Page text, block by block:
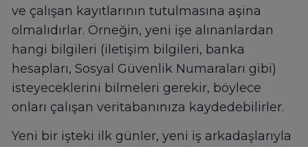
ve çalışan kayıtlarının tutulmasına aşina
olmalıdırlar. Örneğin, yeni işe alınanlardan
hangi bilgileri (iletişim bilgileri, banka
hesapları, Sosyal Güvenlik Numaraları gibi)
isteyeceklerini bilmeleri gerekir, böylece
onları çalışan veritabanınıza kaydedebilirler.
Yeni bir işteki ilk günler, yeni iş arkadaşlarıyla